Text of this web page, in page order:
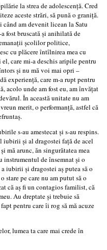
la strea de adolescenţă. Cred
aceste strări, să pună o graniţă.
când am devenit licean la Satu
fost bruscată şi anihilată de
şcolilor politice,
cu plăcere întîlnirea mea cu
care mi-a deschis aripile pentru
şi nu mă voi mai opri –
experienţă, care m-a rupt pentru
acolo unde am fost eu, am învăţat
În această unitate nu am
merit, o performanţă, astfel că
s-au amestecat şi s-au respins.
şi al dragostei faţă de acel
mă arunc, ăn singurătatea mea
instrumentul de însemnat şi o
iubirii şi dragostei aş putea să o
stare pe care nu am putut să o
că aş fi un contagios familist, că
Au dreptate şi trebuie să
pentru care îi rog să mă acuze
lumea ta care mai crede în